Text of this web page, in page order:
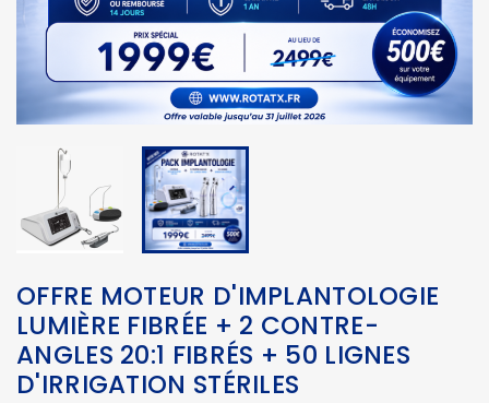
OFFRE MOTEUR D'IMPLANTOLOGIE
LUMIÈRE FIBRÉE + 2 CONTRE-
ANGLES 20:1 FIBRÉS + 50 LIGNES
D'IRRIGATION STÉRILES